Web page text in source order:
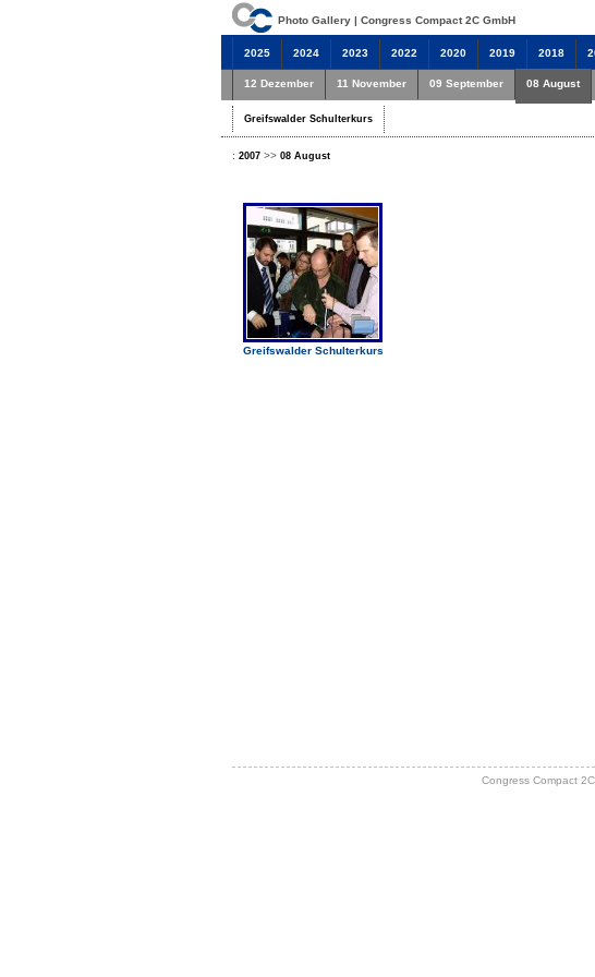
Photo Gallery | Congress Compact 2C GmbH
2025 2024 2023 2022 2020 2019 2018
12 Dezember 11 November 09 September 08 August
Greifswalder Schulterkurs
: 2007 >> 08 August
Greifswalder Schulterkurs
Congress Compact